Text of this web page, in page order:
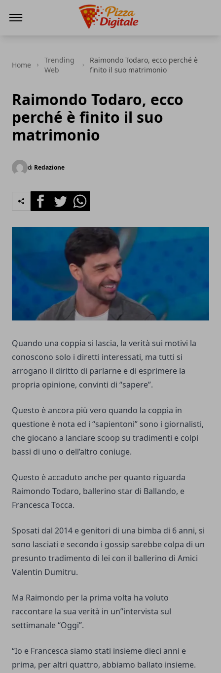
Home
Trending
Web
Raimondo Todaro, ecco perché è
finito il suo matrimonio
Raimondo Todaro, ecco
perché è finito il suo
matrimonio
di Redazione
FacebookTwitterWhatsapp
Quando una coppia si lascia, la verità sui motivi la
conoscono solo i diretti interessati, ma tutti si
arrogano il diritto di parlarne e di esprimere la
propria opinione, convinti di “sapere”.
Questo è ancora più vero quando la coppia in
questione è nota ed i “sapientoni” sono i giornalisti,
che giocano a lanciare scoop su tradimenti e colpi
bassi di uno o dell’altro coniuge.
Questo è accaduto anche per quanto riguarda
Raimondo Todaro, ballerino star di Ballando, e
Francesca Tocca.
Sposati dal 2014 e genitori di una bimba di 6 anni, si
sono lasciati e secondo i gossip sarebbe colpa di un
presunto tradimento di lei con il ballerino di Amici
Valentin Dumitru.
Ma Raimondo per la prima volta ha voluto
raccontare la sua verità in un’’intervista sul
settimanale “Oggi”.
“Io e Francesca siamo stati insieme dieci anni e
prima, per altri quattro, abbiamo ballato insieme.